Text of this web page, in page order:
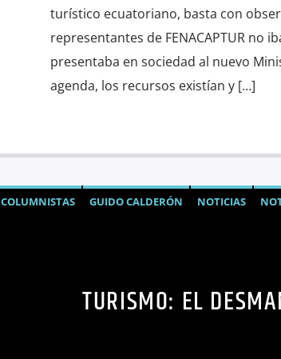
turístico ecuatoriano, basta con
representantes de FENACAPTUR no
presentaba en sociedad al nuevo
agenda, los recursos existían y […]
COLUMNISTAS GUIDO CALDERÓN NOTICIAS
TURISMO: EL